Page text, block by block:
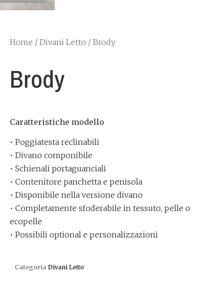
Home / Divani Letto / Brody
Brody
Caratteristiche modello
• Poggiatesta reclinabili
• Divano componibile
• Schienali portaguanciali
• Contenitore panchetta e penisola
• Disponibile nella versione divano
• Completamente sfoderabile in tessuto, pelle o
ecopelle
• Possibili optional e personalizzazioni
Categoria Divani Letto